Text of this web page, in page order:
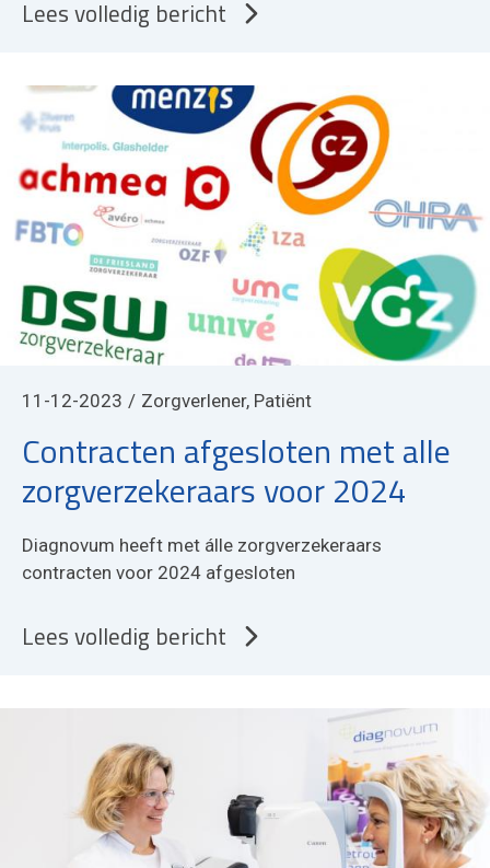
Lees volledig bericht
11-12-2023 Zorgverlener, Patiënt
Contracten afgesloten met alle
zorgverzekeraars voor 2024
Diagnovum heeft met álle zorgverzekeraars
contracten voor 2024 afgesloten
Lees volledig bericht